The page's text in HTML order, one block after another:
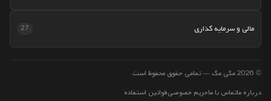
مالی و سرمایه گذاری 27
© 2026 مگی مگ — تمامی حقوق محفوظ است.
درباره ماتماس با ماحریم خصوصیقوانین استفاده